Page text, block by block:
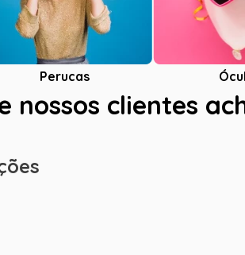
Perucas
nossos clientes